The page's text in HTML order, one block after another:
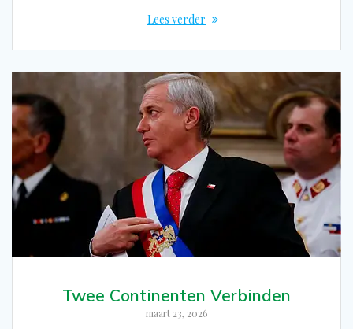
Lees verder
Twee Continenten Verbinden
maart 23, 2026